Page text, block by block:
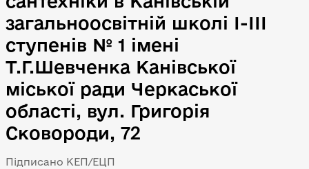
загальноосвітній школі І-ІІІ
ступенів № 1 імені
Т.Г.Шевченка Канівської
міської ради Черкаської
області, вул. Григорія
Сковороди, 72
Підписано КЕП/ЕЦП